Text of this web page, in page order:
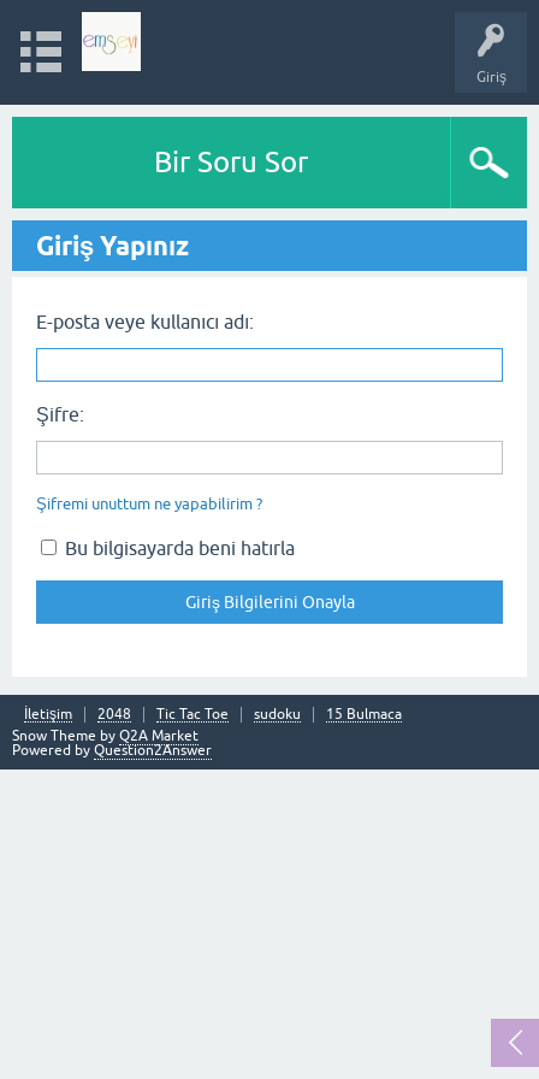
Giriş
Bir Soru Sor
Giriş Yapınız
E-posta veye kullanıcı adı:
Şifre:
Şifremi unuttum ne yapabilirim ?
Bu bilgisayarda beni hatırla
İletişim 2048 Tic Tac Toe sudoku
15 Bulmaca
Snow Theme by Q2A Market
Powered by Question2Answer